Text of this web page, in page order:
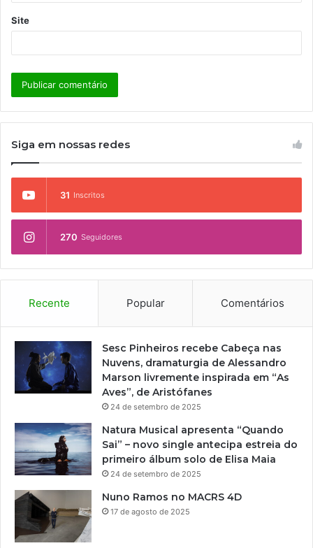
Site
Siga em nossas redes
31 Inscritos
270 Seguidores
Recente Popular Comentários
Sesc Pinheiros recebe Cabeça nas
Nuvens, dramaturgia de Alessandro
Marson livremente inspirada em “As
Aves”, de Aristófanes
24 de setembro de 2025
Natura Musical apresenta “Quando
Sai” – novo single antecipa estreia do
primeiro álbum solo de Elisa Maia
24 de setembro de 2025
Nuno Ramos no MACRS 4D
17 de agosto de 2025